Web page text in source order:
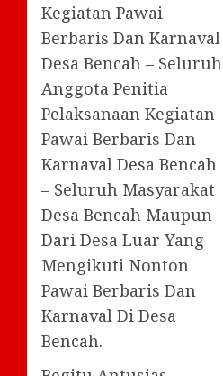
Kegiatan Pawai
Berbaris Dan Karnaval
Desa Bencah – Seluruh
Anggota Penitia
Pelaksanaan Kegiatan
Pawai Berbaris Dan
Karnaval Desa Bencah
– Seluruh Masyarakat
Desa Bencah Maupun
Dari Desa Luar Yang
Mengikuti Nonton
Pawai Berbaris Dan
Karnaval Di Desa
Bencah.